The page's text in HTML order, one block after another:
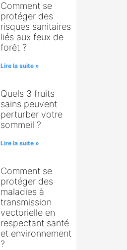
Comment se
protéger des
risques sanitaires
liés aux feux de
forêt ?
Lire la suite »
Quels 3 fruits
sains peuvent
perturber votre
sommeil ?
Lire la suite »
Comment se
protéger des
maladies à
transmission
vectorielle en
respectant santé
et environnement
?